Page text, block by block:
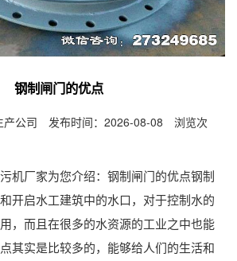
钢制闸门的优点
产公司 发布时间：2026-08-08 浏览次
机厂家为您介绍：钢制闸门的优点钢制
开启水工建筑中的水口，对于控制水的
，而且在很多的水资源的工业之中也能
其实是比较多的，能够给人们的生活和